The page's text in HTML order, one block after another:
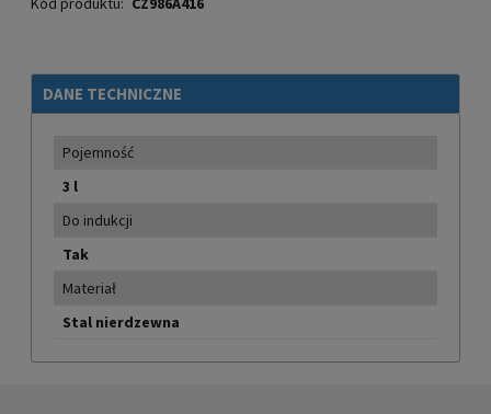
DANE TECHNICZNE
Pojemność
3 l
Do indukcji
Tak
Materiał
Stal nierdzewna